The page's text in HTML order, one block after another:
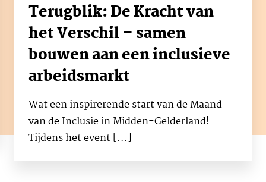
Terugblik: De Kracht van
het Verschil – samen
bouwen aan een inclusieve
arbeidsmarkt
Wat een inspirerende start van de Maand
van de Inclusie in Midden-Gelderland!
Tijdens het event [...]